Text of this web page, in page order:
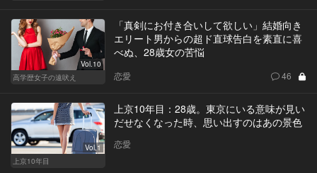
Vol.10
高学歴女子の遠吠え
「真剣にお付き合いして欲しい」結婚向き
エリート男からの超ド直球告白を素直に喜
べぬ、28歳女の苦悩
恋愛 46
Vol.1
上京10年目
上京10年目：28歳。東京にいる意味が見い
だせなくなった時、思い出すのはあの景色
恋愛